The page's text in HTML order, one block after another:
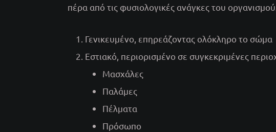
πέρα από τις φυσιολογικές ανάγκες του
Γενικευμένο, επηρεάζοντας ολόκληρο το σώμα
Εστιακό, περιορισμένο σε συγκεκριμένες
Μασχάλες
Παλάμες
Πέλματα
Πρόσωπο